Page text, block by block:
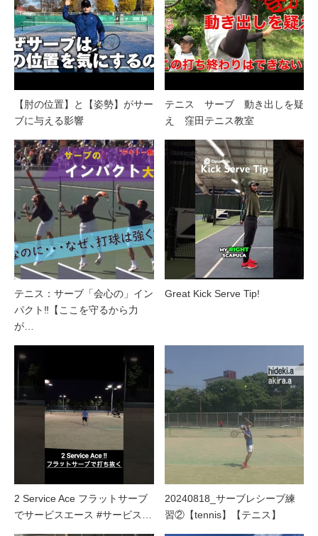
【肘の位置】と【姿勢】がサー
ブに与える影響
テニス サーブ 動き出しを疑
え 窪田テニス教室
テニス：サーブ「会心の」イン
パクト‼【ここを守るから力
が…
Great Kick Serve Tip!
2 Service Ace フラットサーブ
でサービスエース #サービス…
20240818_サーブレシーブ練
習②【tennis】【テニス】